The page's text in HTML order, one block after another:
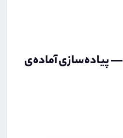
۷) Materialize — پیاده‌سازی آماده‌ی